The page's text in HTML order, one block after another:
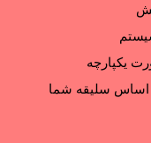
یکپارچه
اساس سلیقه شما